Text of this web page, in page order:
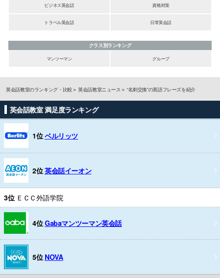
ビジネス英会話
資格対策
トラベル英会話 日常英会話
クラス別ランキング
マンツーマン
グループ
英会話教室のランキング・比較 英会話教室ニュース “名刺交換”の英語フレーズを紹介
英会話教室 満足度ランキング
1位ベルリッツ
2位英会話イーオン
3位 ＥＣＣ外語学院
4位Gabaマンツーマン英会話
5位 NOVA